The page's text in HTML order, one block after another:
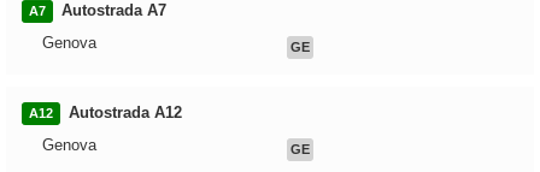
A7
Autostrada A7
Genova
GE
A12
Autostrada A12
Genova
GE